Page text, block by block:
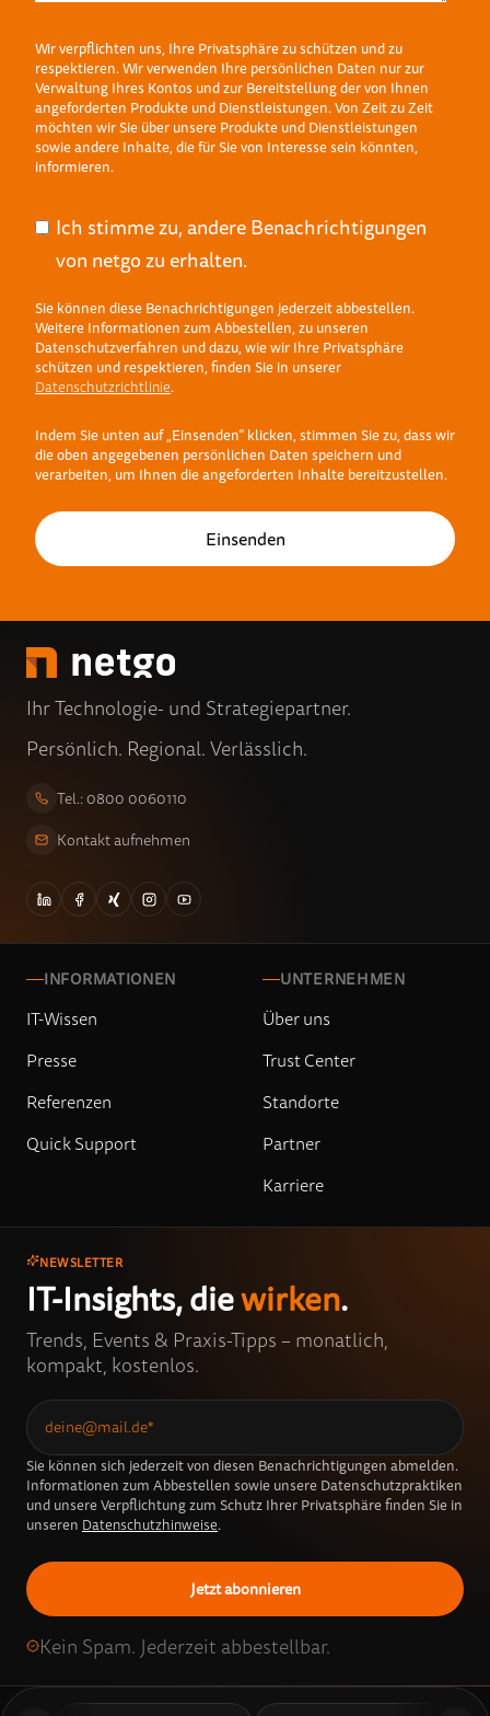
Wir verpflichten uns, Ihre Privatsphäre zu schützen und zu
respektieren. Wir verwenden Ihre persönlichen Daten nur zur
Verwaltung Ihres Kontos und zur Bereitstellung der von Ihnen
angeforderten Produkte und Dienstleistungen. Von Zeit zu Zeit
möchten wir Sie über unsere Produkte und Dienstleistungen
sowie andere Inhalte, die für Sie von Interesse sein könnten,
informieren.
Ich stimme zu, andere Benachrichtigungen
von netgo zu erhalten.
Sie können diese Benachrichtigungen jederzeit abbestellen.
Weitere Informationen zum Abbestellen, zu unseren
Datenschutzverfahren und dazu, wie wir Ihre Privatsphäre
schützen und respektieren, finden Sie in unserer
Datenschutzrichtlinie.
Indem Sie unten auf „Einsenden“ klicken, stimmen Sie zu, dass wir
die oben angegebenen persönlichen Daten speichern und
verarbeiten, um Ihnen die angeforderten Inhalte bereitzustellen.
Ihr Technologie- und Strategiepartner.
Persönlich. Regional. Verlässlich.
Tel.: 0800 0060110
Kontakt aufnehmen
INFORMATIONEN
IT-Wissen
Presse
Referenzen
Quick Support
UNTERNEHMEN
Über uns
Trust Center
Standorte
Partner
Karriere
NEWSLETTER
IT-Insights, diewirken.
Trends, Events & Praxis-Tipps – monatlich,
kompakt, kostenlos.
Sie können sich jederzeit von diesen Benachrichtigungen abmelden.
Informationen zum Abbestellen sowie unsere Datenschutzpraktiken
und unsere Verpflichtung zum Schutz Ihrer Privatsphäre finden Sie in
unseren Datenschutzhinweise.
Kein Spam. Jederzeit abbestellbar.